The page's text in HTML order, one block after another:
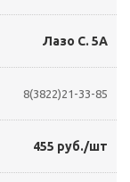
Лазо С. 5А
8(3822)21-33-85
455 руб./шт